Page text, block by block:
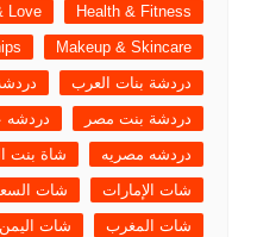
Health & Fitness
Love
Makeup & Skincare
دردشة بنات العرب
دردشة بنت مصر
دردشه
دردشه مصريه
شاة بنت
شات الإمارات
شات
شات المغرب
شات اليمن